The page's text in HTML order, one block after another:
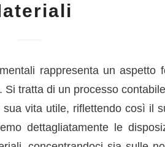
rappresenta un aspetto
tratta di un processo
vita utile, riflettendo così il
dettagliatamente le